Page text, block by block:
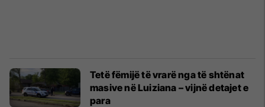
Tetë fëmijë të vrarë nga të shtënat
masive në Luiziana – vijnë detajet e
para